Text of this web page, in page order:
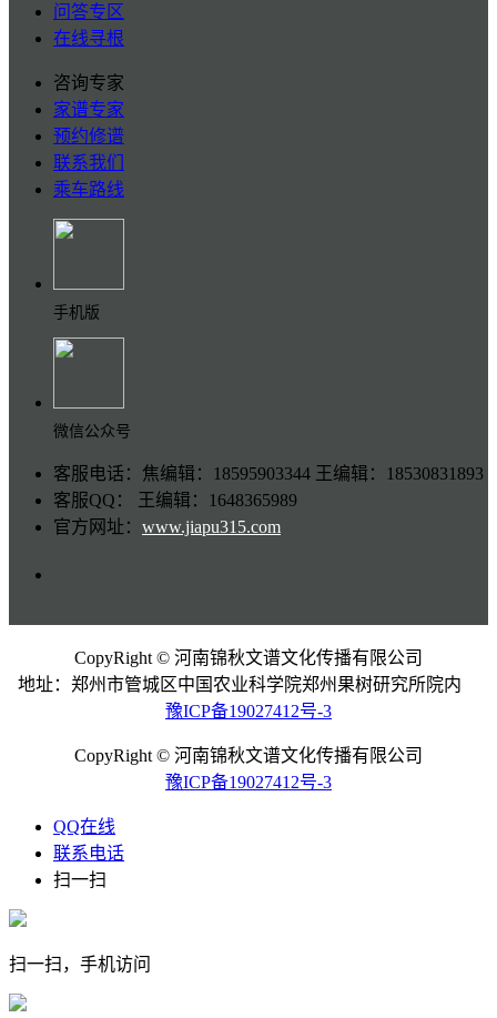
问答专区
在线寻根
咨询专家
家谱专家
预约修谱
联系我们
乘车路线
手机版
微信公众号
客服电话：焦编辑：18595903344 王编辑：18530831893
客服QQ： 王编辑：1648365989
官方网址： www.jiapu315.com
CopyRight © 河南锦秋文谱文化传播有限公司
地址：郑州市管城区中国农业科学院郑州果树研究所院内
豫ICP备19027412号-3
CopyRight © 河南锦秋文谱文化传播有限公司
豫ICP备19027412号-3
QQ在线
联系电话
扫一扫
扫一扫，手机访问